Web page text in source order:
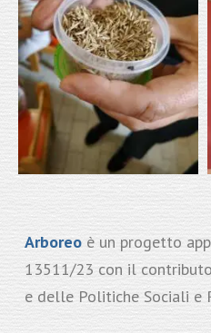
Arboreoè un progetto
13511/23 con il
e delle Politiche Sociali e